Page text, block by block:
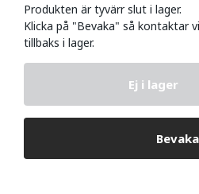
Produkten är tyvärr slut i lager.
Klicka på "Bevaka" så kontaktar
tillbaks i lager.
Ej i lager
Bevaka